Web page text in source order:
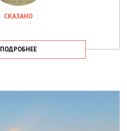
СКАЗАНО
ПОДРОБНЕЕ